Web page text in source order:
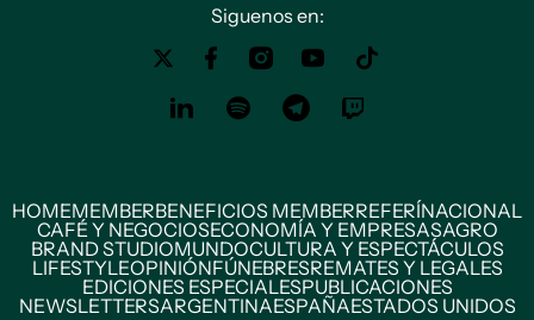
Siguenos en:
HOMEMEMBERBENEFICIOS MEMBERREFERÍNACIONAL
CAFÉ Y NEGOCIOSECONOMÍA Y EMPRESASAGRO
BRAND STUDIOMUNDOCULTURA Y ESPECTÁCULOS
LIFESTYLEOPINIÓNFÚNEBRESREMATES Y LEGALES
EDICIONES ESPECIALESPUBLICACIONES
NEWSLETTERSARGENTINAESPAÑAESTADOS UNIDOS